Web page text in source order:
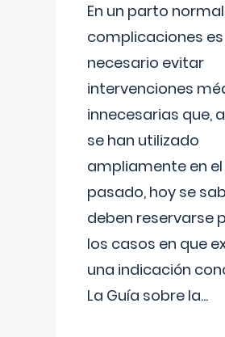
En un parto
complicaciones es
necesario evitar
intervenciones
innecesarias que,
se han utilizado
ampliamente en el
pasado, hoy se
deben reservarse
los casos en que
una indicación
La Guía sobre la...